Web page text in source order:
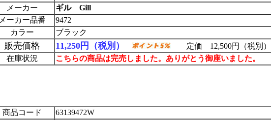
メーカー
ギル Gill
メーカー品番
9472
カラー
ブラック
販売価格 11,250円（税別）
定価 12,500円（税別）
在庫状況
こちらの商品は完売しました。ありがとう御座いました。
商品コード
63139472W